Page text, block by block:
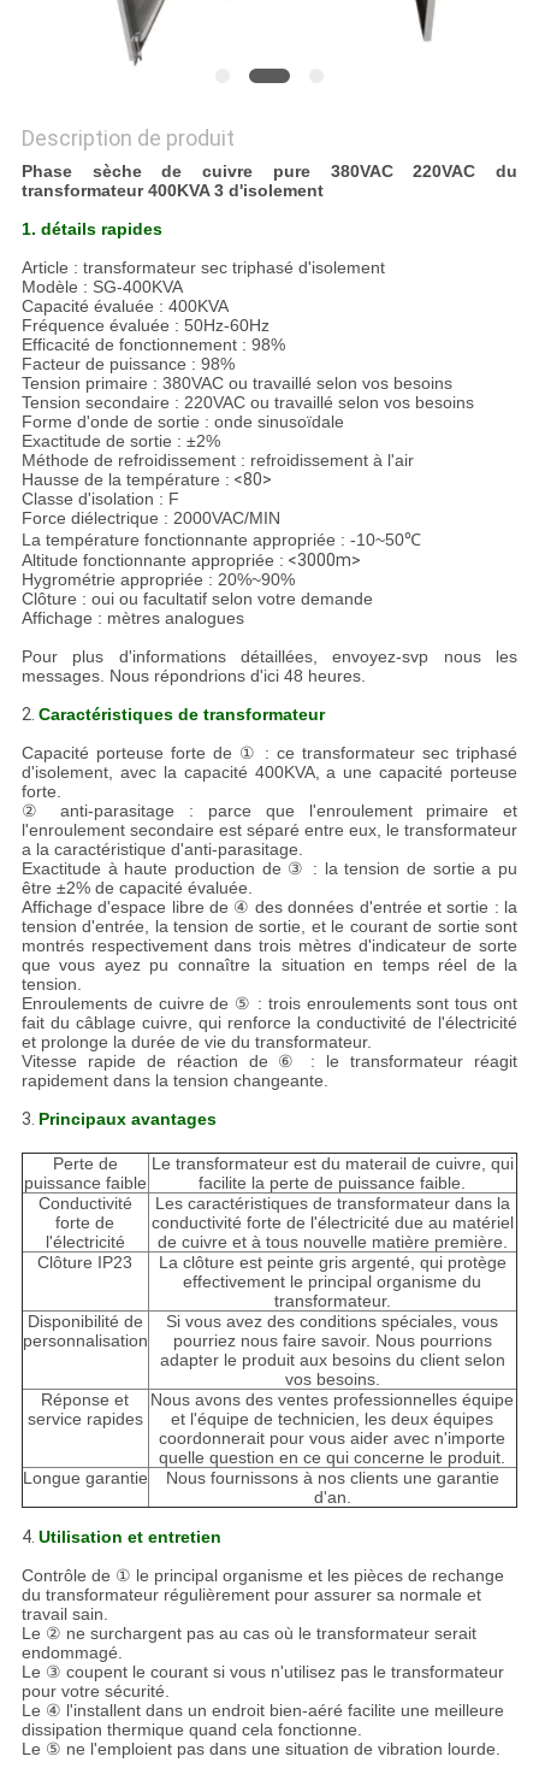
POLITIQUE
EN
MATIÈRE
DE
PROTECTION
DE
LA
VIE
PRIVÉE
Description de produit
Phase sèche de cuivre pure 380VAC 220VAC du
transformateur 400KVA 3 d'isolement
1. détails rapides
Article : transformateur sec triphasé d'isolement
Modèle : SG-400KVA
Capacité évaluée : 400KVA
Fréquence évaluée : 50Hz-60Hz
Efficacité de fonctionnement : 98%
Facteur de puissance : 98%
Tension primaire : 380VAC ou travaillé selon vos besoins
Tension secondaire : 220VAC ou travaillé selon vos besoins
Forme d'onde de sortie : onde sinusoïdale
Exactitude de sortie : ±2%
Méthode de refroidissement : refroidissement à l'air
Hausse de la température : <80>
Classe d'isolation : F
Force diélectrique : 2000VAC/MIN
La température fonctionnante appropriée : -10~50℃
Altitude fonctionnante appropriée : <3000m>
Hygrométrie appropriée : 20%~90%
Clôture : oui ou facultatif selon votre demande
Affichage : mètres analogues
Pour plus d'informations détaillées, envoyez-svp nous les
messages. Nous répondrions d'ici 48 heures.
2. Caractéristiques de transformateur
Capacité porteuse forte de ① : ce transformateur sec triphasé
d'isolement, avec la capacité 400KVA, a une capacité porteuse
forte.
② anti-parasitage : parce que l'enroulement primaire et
l'enroulement secondaire est séparé entre eux, le transformateur
a la caractéristique d'anti-parasitage.
Exactitude à haute production de ③ : la tension de sortie a pu
être ±2% de capacité évaluée.
Affichage d'espace libre de ④ des données d'entrée et sortie : la
tension d'entrée, la tension de sortie, et le courant de sortie sont
montrés respectivement dans trois mètres d'indicateur de sorte
que vous ayez pu connaître la situation en temps réel de la
tension.
Enroulements de cuivre de ⑤ : trois enroulements sont tous ont
fait du câblage cuivre, qui renforce la conductivité de l'électricité
et prolonge la durée de vie du transformateur.
Vitesse rapide de réaction de ⑥ : le transformateur réagit
rapidement dans la tension changeante.
3. Principaux avantages
Perte de
puissance faible
Le transformateur est du materail de cuivre, qui
facilite la perte de puissance faible.
Conductivité
forte de
l'électricité
Les caractéristiques de transformateur dans la
conductivité forte de l'électricité due au matériel
de cuivre et à tous nouvelle matière première.
Clôture IP23
La clôture est peinte gris argenté, qui protège
effectivement le principal organisme du
transformateur.
Disponibilité de
personnalisation
Si vous avez des conditions spéciales, vous
pourriez nous faire savoir. Nous pourrions
adapter le produit aux besoins du client selon
vos besoins.
Réponse et
service rapides
Nous avons des ventes professionnelles équipe
et l'équipe de technicien, les deux équipes
coordonnerait pour vous aider avec n'importe
quelle question en ce qui concerne le produit.
Longue garantie
Nous fournissons à nos clients une garantie
d'an.
4. Utilisation et entretien
Contrôle de ① le principal organisme et les pièces de rechange
du transformateur régulièrement pour assurer sa normale et
travail sain.
Le ② ne surchargent pas au cas où le transformateur serait
endommagé.
Le ③ coupent le courant si vous n'utilisez pas le transformateur
pour votre sécurité.
Le ④ l'installent dans un endroit bien-aéré facilite une meilleure
dissipation thermique quand cela fonctionne.
Le ⑤ ne l'emploient pas dans une situation de vibration lourde.